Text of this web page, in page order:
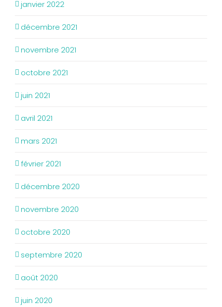
janvier 2022
décembre 2021
novembre 2021
octobre 2021
juin 2021
avril 2021
mars 2021
février 2021
décembre 2020
novembre 2020
octobre 2020
septembre 2020
août 2020
juin 2020